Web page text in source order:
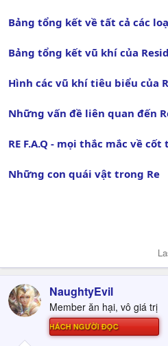
Bảng tổng kết về tất cả các
Bảng tổng kết vũ khí của
Hình các vũ khí tiêu biểu của
Những vấn đề liên quan đến
RE F.A.Q - mọi thắc mắc về
Những con quái vật trong Re
NaughtyEvil
Member ăn hại, vô giá trị
NGƯỜI ĐỌC